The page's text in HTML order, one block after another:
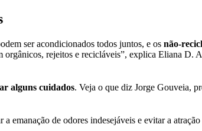
ser acondicionados todos juntos, e os não-
rejeitos e recicláveis”, explica Eliana
alguns cuidados. Veja o que diz Jorge Gouveia,
emanação de odores indesejáveis e evitar a